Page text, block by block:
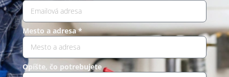
Mesto a adresa *
Opíšte, čo potrebujete